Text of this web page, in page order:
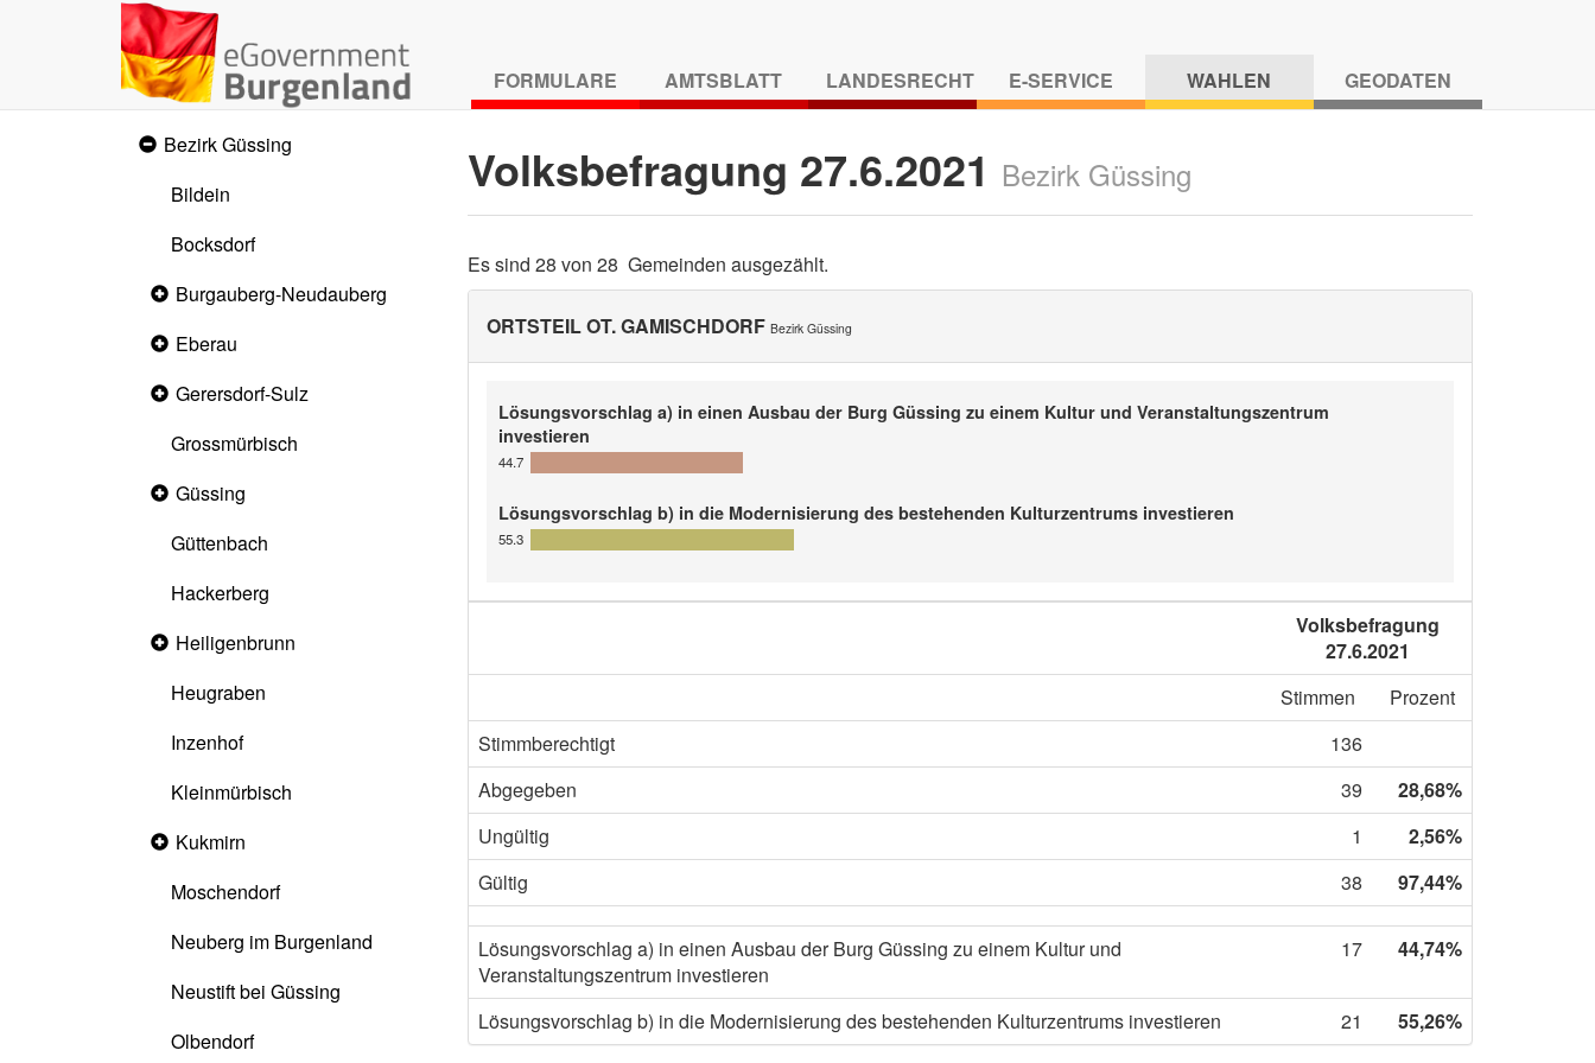
FORMULARE AMTSBLATT LANDESRECHT E-SERVICE WAHLEN GEODATEN
Expanded
Bezirk Güssing
Bildein
Bocksdorf
Collapsed
section
Burgauberg-Neudauberg
Collapsed
Eberau
Collapsed
Gerersdorf-Sulz
Grossmürbisch
Collapsed
Güssing
Güttenbach
Hackerberg
Collapsed
section
Heiligenbrunn
Heugraben
Inzenhof
Kleinmürbisch
Collapsed
Kukmirn
Moschendorf
Neuberg im Burgenland
Neustift bei Güssing
Olbendorf
Volksbefragung 27.6.2021 Bezirk Güssing
Es sind 28 von 28 Gemeinden ausgezählt.
ORTSTEIL OT. GAMISCHDORF Bezirk Güssing
Lösungsvorschlag a) in einen Ausbau der Burg Güssing zu einem Kultur und Veranstaltungszentrum
investieren
44.7
Lösungsvorschlag b) in die Modernisierung des bestehenden Kulturzentrums investieren
55.3
Volksbefragung
27.6.2021
Stimmen
Prozent
Stimmberechtigt
136
Abgegeben
39
28,68%
Ungültig
1
2,56%
Gültig
38 97,44%
Lösungsvorschlag a) in einen Ausbau der Burg Güssing zu einem Kultur und
Veranstaltungszentrum investieren
17 44,74%
Lösungsvorschlag b) in die Modernisierung des bestehenden Kulturzentrums investieren 21 55,26%